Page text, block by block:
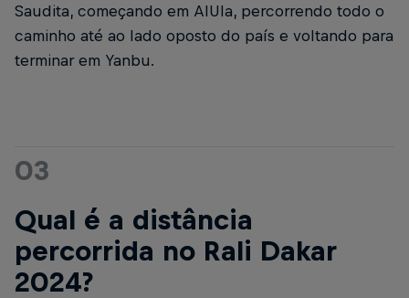
Saudita, começando em AlUla, percorrendo todo o
caminho até ao lado oposto do país e voltando para
terminar em Yanbu.
03
Qual é a distância
percorrida no Rali Dakar
2024?